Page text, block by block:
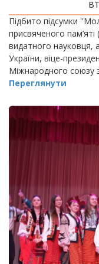
Підбито підсумки
присвяченого
видатного науковця,
України, віце-
Міжнародного союзу
Переглянути